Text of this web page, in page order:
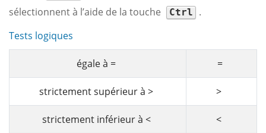
sélectionnent à l’aide de la touche
Ctrl
.
Tests logiques
égale à = =
strictement supérieur à > >
strictement inférieur à <
<